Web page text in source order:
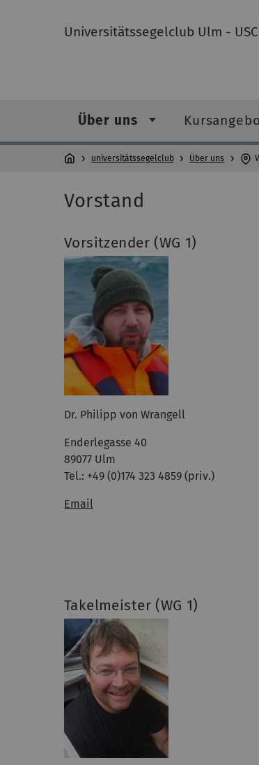
Universitätssegelclub Ulm - USCU
Über uns Kursangebot
universitätssegelclub Über uns
Vorstand
Vorsitzender (WG 1)
Dr. Philipp von Wrangell
Enderlegasse 40
89077 Ulm
Tel.: +49 (0)174 323 4859 (priv.)
Email
Takelmeister (WG 1)